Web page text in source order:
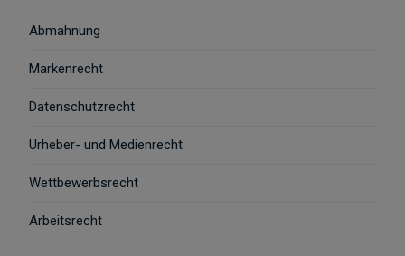
Abmahnung
Markenrecht
Datenschutzrecht
Urheber- und Medienrecht
Wettbewerbsrecht
Arbeitsrecht